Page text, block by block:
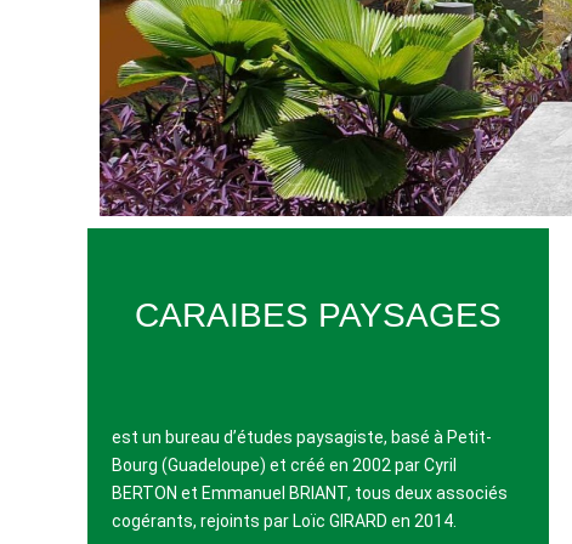
CARAIBES PAYSAGES
est un bureau d’études paysagiste, basé à Petit-
Bourg (Guadeloupe) et créé en 2002 par Cyril
BERTON et Emmanuel BRIANT, tous deux associés
cogérants, rejoints par Loïc GIRARD en 2014.